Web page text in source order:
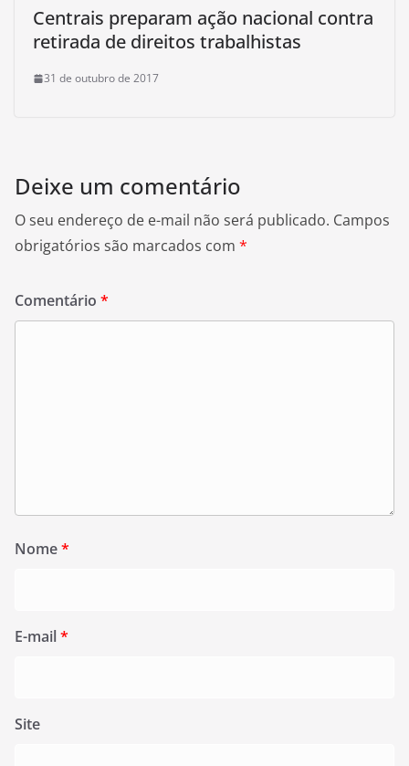
Centrais preparam ação nacional contra
retirada de direitos trabalhistas
31 de outubro de 2017
Deixe um comentário
O seu endereço de e-mail não será publicado. Campos
obrigatórios são marcados com *
Comentário *
Nome*
E-mail*
Site